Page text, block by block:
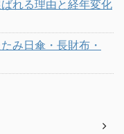
れる理由と経年変化
み日傘・長財布・